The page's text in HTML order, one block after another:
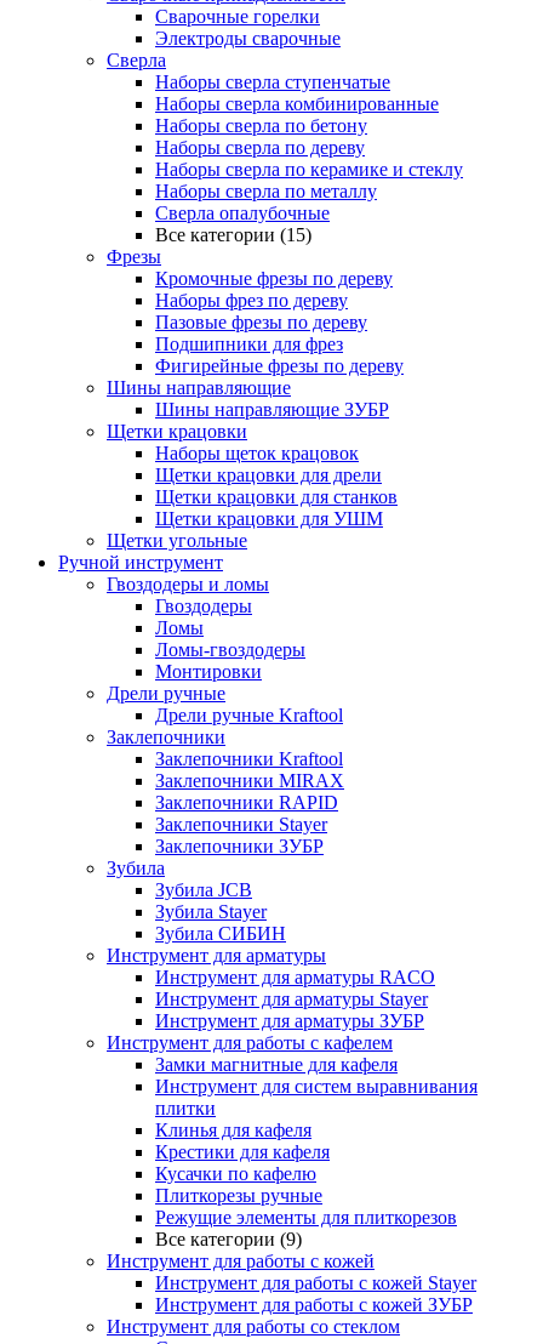
Сварочные горелки
Электроды сварочные
Сверла
Наборы cверла ступенчатые
Наборы сверла комбинированные
Наборы сверла по бетону
Наборы сверла по дереву
Наборы сверла по керамике и стеклу
Наборы сверла по металлу
Сверла опалубочные
Все категории (15)
Фрезы
Кромочные фрезы по дереву
Наборы фрез по дереву
Пазовые фрезы по дереву
Подшипники для фрез
Фигирейные фрезы по дереву
Шины направляющие
Шины направляющие ЗУБР
Щетки крацовки
Наборы щеток крацовок
Щетки крацовки для дрели
Щетки крацовки для станков
Щетки крацовки для УШМ
Щетки угольные
Ручной инструмент
Гвоздодеры и ломы
Гвоздодеры
Ломы
Ломы-гвоздодеры
Монтировки
Дрели ручные
Дрели ручные Kraftool
Заклепочники
Заклепочники Kraftool
Заклепочники MIRAX
Заклепочники RAPID
Заклепочники Stayer
Заклепочники ЗУБР
Зубила
Зубила JCB
Зубила Stayer
Зубила СИБИН
Инструмент для арматуры
Инструмент для арматуры RACO
Инструмент для арматуры Stayer
Инструмент для арматуры ЗУБР
Инструмент для работы с кафелем
Замки магнитные для кафеля
Инструмент для систем выравнивания
плитки
Клинья для кафеля
Крестики для кафеля
Кусачки по кафелю
Плиткорезы ручные
Режущие элементы для плиткорезов
Все категории (9)
Инструмент для работы с кожей
Инструмент для работы с кожей Stayer
Инструмент для работы с кожей ЗУБР
Инструмент для работы со стеклом